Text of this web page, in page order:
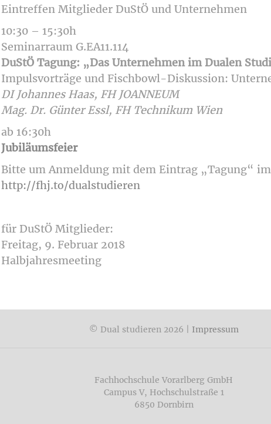
Eintreffen Mitglieder DuStÖ und Unternehmen
10:30 – 15:30h
Seminarraum G.EA11.114
DuStÖ Tagung: „Das Unternehmen im Dualen
Impulsvorträge und Fischbowl-Diskussion:
DI Johannes Haas, FH JOANNEUM
Mag. Dr. Günter Essl, FH Technikum Wien
ab 16:30h
Jubiläumsfeier
Bitte um Anmeldung mit dem Eintrag „Tagung“
http://fhj.to/dualstudieren
für DuStÖ Mitglieder:
Freitag, 9. Februar 2018
Halbjahresmeeting
© Dual studieren 2026 | Impressum
Fachhochschule Vorarlberg GmbH
Campus V, Hochschulstraße 1
6850 Dornbirn